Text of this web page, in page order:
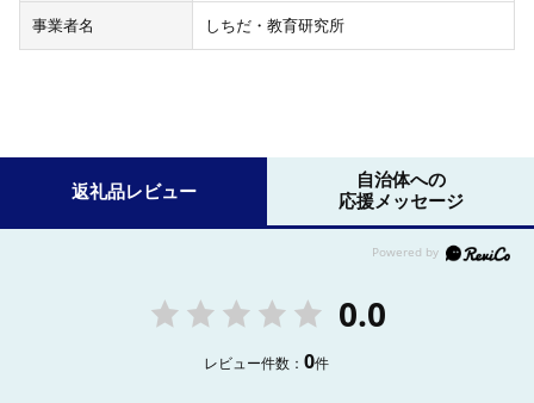
事業者名 しちだ・教育研究所
返礼品レビュー
自治体への
応援メッセージ
0.0
レビュー件数：0件